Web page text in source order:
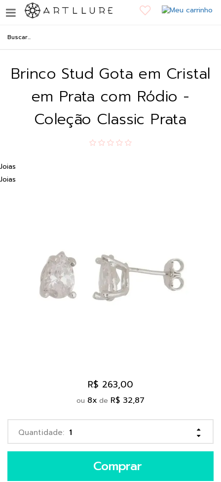
Brinco Stud Gota em Cristal
em Prata com Ródio -
Coleção Classic Prata
Joias
Joias
R$ 263,00
ou 8x de R$ 32,87
Comprar